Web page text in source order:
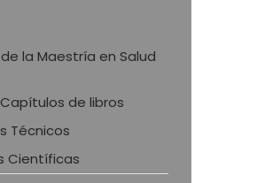
la Maestría en Salud
de libros
Técnicos
Científicas